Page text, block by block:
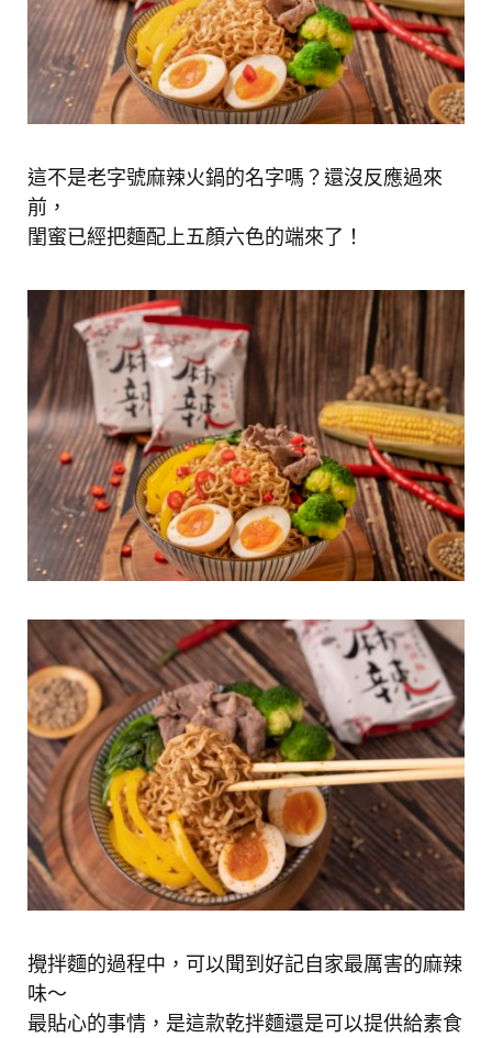
這不是老字號麻辣火鍋的名字嗎？還沒反應過來
前，
閨蜜已經把麵配上五顏六色的端來了！
攪拌麵的過程中，可以聞到好記自家最厲害的麻辣
味～
最貼心的事情，是這款乾拌麵還是可以提供給素食